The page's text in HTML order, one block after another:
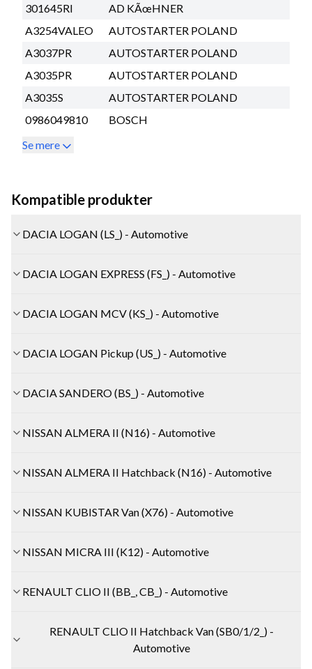
301645RI
AD KÃœHNER
A3254VALEO
AUTOSTARTER POLAND
A3037PR
AUTOSTARTER POLAND
A3035PR
AUTOSTARTER POLAND
A3035S
AUTOSTARTER POLAND
0986049810
BOSCH
Se mere
Kompatible produkter
DACIA LOGAN (LS_) - Automotive
DACIA LOGAN EXPRESS (FS_) - Automotive
DACIA LOGAN MCV (KS_) - Automotive
DACIA LOGAN Pickup (US_) - Automotive
DACIA SANDERO (BS_) - Automotive
NISSAN ALMERA II (N16) - Automotive
NISSAN ALMERA II Hatchback (N16) - Automotive
NISSAN KUBISTAR Van (X76) - Automotive
NISSAN MICRA III (K12) - Automotive
RENAULT CLIO II (BB_, CB_) - Automotive
RENAULT CLIO II Hatchback Van (SB0/1/2_) -
Automotive